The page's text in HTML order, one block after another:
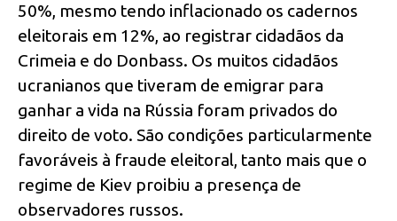
50%, mesmo tendo inflacionado os cadernos
eleitorais em 12%, ao registrar cidadãos da
Crimeia e do Donbass. Os muitos cidadãos
ucranianos que tiveram de emigrar para
ganhar a vida na Rússia foram privados do
direito de voto. São condições particularmente
favoráveis à fraude eleitoral, tanto mais que o
regime de Kiev proibiu a presença de
observadores russos.